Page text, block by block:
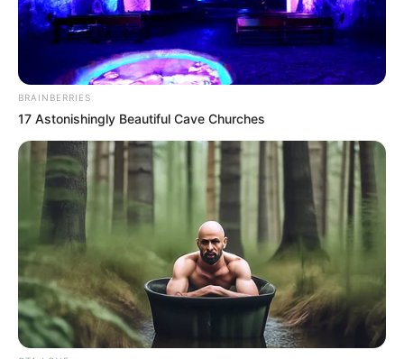
ΔΗΜΟΦΙΛΗ ΑΡΘΡΑ
BRAINBERRIES
17 Astonishingly Beautiful Cave Churches